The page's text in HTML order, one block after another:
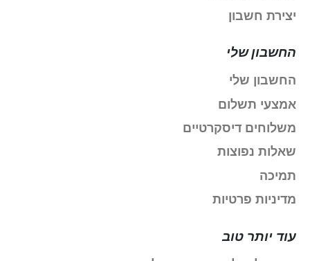
יצירת חשבון
החשבון שלי
החשבון שלי
אמצעי תשלום
משלוחים דיסקרטיים
שאלות נפוצות
תמיכה
מדיניות פרטיות
עוד יותר טוב